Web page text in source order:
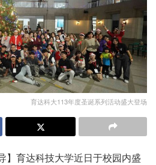
育达科大113年度圣诞系列活动盛大登场
】育达科技大学近日于校园内盛